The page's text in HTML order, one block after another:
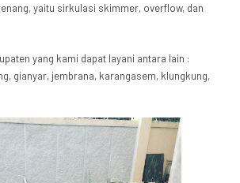
yaitu sirkulasi skimmer, overflow, dan
yang kami dapat layani antara lain :
gianyar, jembrana, karangasem, klungkung,